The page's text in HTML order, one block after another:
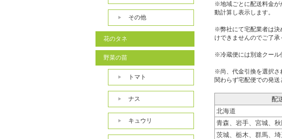
※地域ごとに配送料金が
動計算し表示します。
※弊社にて宅配業者は決
けできませんのでご了承
※冷蔵便には別途クール
※尚、代金引換を選択さ
関わらず宅配便での発送
配
北海道
青森、岩手、宮城、
茨城、栃木、群馬、
その他
花のタネ
野菜の苗
トマト
ナス
キュウリ